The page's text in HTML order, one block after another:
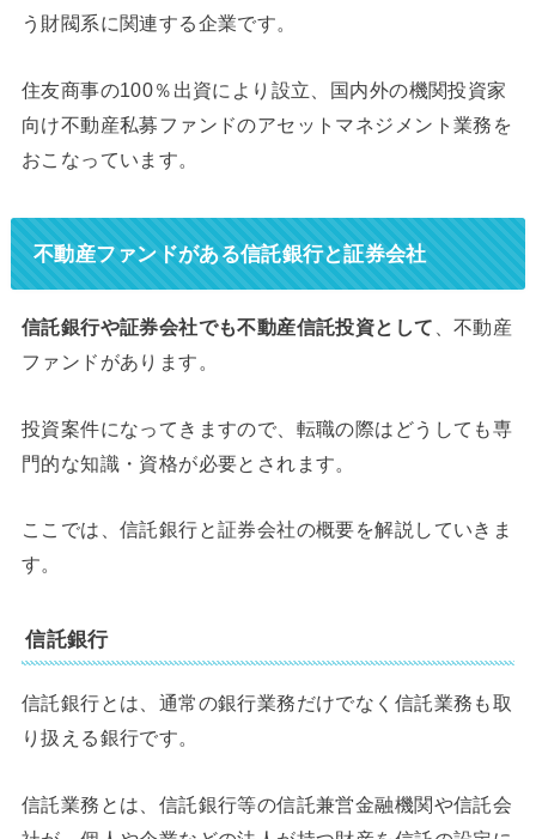
う財閥系に関連する企業です。
住友商事の100％出資により設立、国内外の機関投資家
向け不動産私募ファンドのアセットマネジメント業務を
おこなっています。
不動産ファンドがある信託銀行と証券会社
信託銀行や証券会社でも不動産信託投資として 、不動産
ファンドがあります。
投資案件になってきますので、転職の際はどうしても専
門的な知識・資格が必要とされます。
ここでは、信託銀行と証券会社の概要を解説していきま
す。
信託銀行
信託銀行とは、通常の銀行業務だけでなく信託業務も取
り扱える銀行です。
信託業務とは、信託銀行等の信託兼営金融機関や信託会